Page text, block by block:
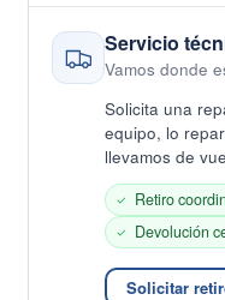
Servicio
Vamos donde
Solicita una
equipo, lo
llevamos de
Retiro
Devolución
Solicitar